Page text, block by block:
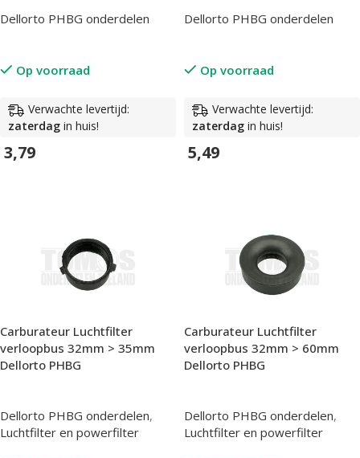
Dellorto PHBG onderdelen
Op voorraad
Verwachte levertijd:
zaterdag in huis!
3,79
Dellorto PHBG onderdelen
Op voorraad
Verwachte levertijd:
zaterdag in huis!
5,49
Carburateur Luchtfilter
verloopbus 32mm > 35mm
Dellorto PHBG
Dellorto PHBG onderdelen,
Luchtfilter en powerfilter
Carburateur Luchtfilter
verloopbus 32mm > 60mm
Dellorto PHBG
Dellorto PHBG onderdelen,
Luchtfilter en powerfilter